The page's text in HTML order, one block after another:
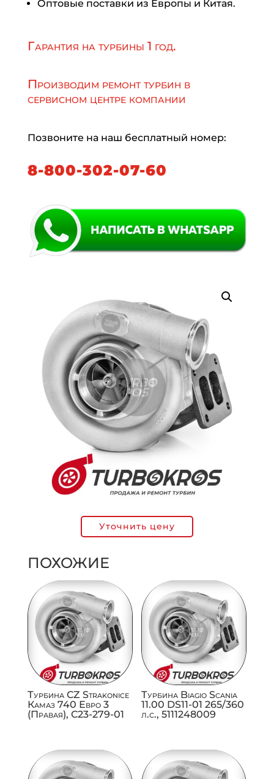
Оптовые поставки из Европы и Китая.
Гарантия на турбины 1 год.
Производим ремонт турбин в
сервисном центре компании
Позвоните на наш бесплатный номер:
8-800-302-07-60
Уточнить цену
ПОХОЖИЕ
Турбина CZ Strakonice
Камаз 740 Евро 3
(Правая), C23-279-01
Турбина Biagio Scania
11.00 DS11-01 265/360
л.с., 5111248009